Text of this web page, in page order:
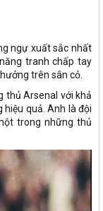
ngự xuất sắc nhất
tranh chấp tay
trên sân cỏ.
thủ Arsenal với khả
quả. Anh là đội
trong những thủ